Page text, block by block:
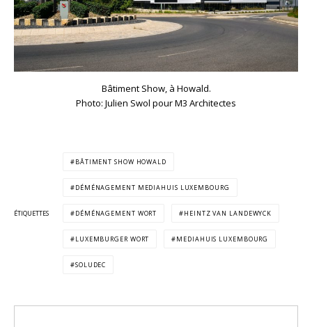
Bâtiment Show, à Howald.
Photo: Julien Swol pour M3 Architectes
ÉTIQUETTES
BÂTIMENT SHOW HOWALD
DÉMÉNAGEMENT MEDIAHUIS LUXEMBOURG
DÉMÉNAGEMENT WORT HEINTZ VAN LANDEWYCK
LUXEMBURGER WORT MEDIAHUIS LUXEMBOURG
SOLUDEC